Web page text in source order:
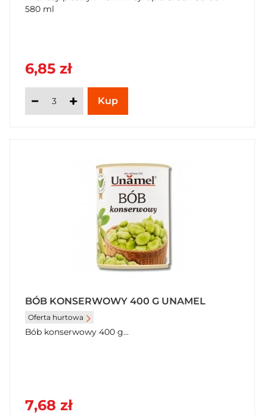
580 ml
6,85 zł
BÓB KONSERWOWY 400 G UNAMEL
Oferta hurtowa
Bób konserwowy 400 g...
7,68 zł